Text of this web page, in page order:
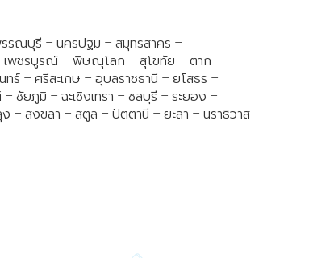
รณบุรี – นครปฐม – สมุทรสาคร –
เพชรบูรณ์ – พิษณุโลก – สุโขทัย – ตาก –
ร์ – ศรีสะเกษ – อุบลราชธานี – ยโสธร –
ยภูมิ – ฉะเชิงเทรา – ชลบุรี – ระยอง –
– สงขลา – สตูล – ปัตตานี – ยะลา – นราธิวาส